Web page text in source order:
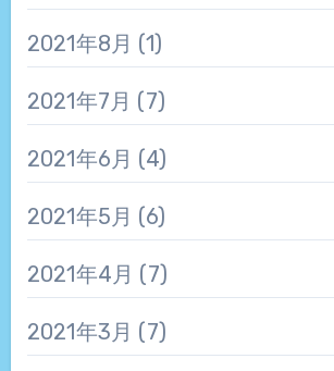
2021年8月 (1)
2021年7月 (7)
2021年6月 (4)
2021年5月 (6)
2021年4月 (7)
2021年3月 (7)